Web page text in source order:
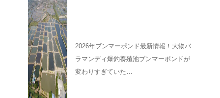
2026年ブンマーポンド最新情報！大物バ
ラマンディ爆釣養殖池ブンマーポンドが
変わりすぎていた…